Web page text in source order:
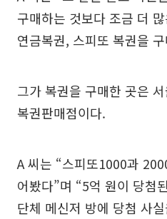
구매하는 것보다 조금 더
연금복권, 스피또 복권을
그가 복권을 구매한 곳은
복권판매점이다.
A 씨는 “스피또1000과
어봤다”며 “5억 원이 당첨
단체 메신저 방에 당첨 사